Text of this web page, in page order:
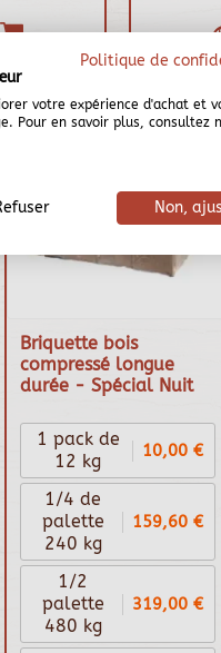
Briquette bois
compressé longue
durée - Spécial Nuit
1 pack de
12 kg
10,00 €
1/4 de
palette
240 kg
159,60 €
1/2
palette
480 kg
319,00 €
Politique de
votre expérience d'achat et
Pour en savoir plus, consultez
Non,